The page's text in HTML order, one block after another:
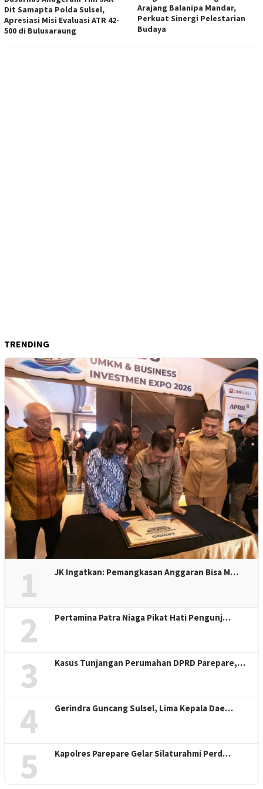
Dit Samapta Polda Sulsel,
Apresiasi Misi Evaluasi ATR 42-
500 di Bulusaraung
Arajang Balanipa Mandar,
Perkuat Sinergi Pelestarian
Budaya
TRENDING
1 JK Ingatkan: Pemangkasan Anggaran Bisa M…
2 Pertamina Patra Niaga Pikat Hati Pengunj…
3 Kasus Tunjangan Perumahan DPRD Parepare,…
4 Gerindra Guncang Sulsel, Lima Kepala Dae…
5 Kapolres Parepare Gelar Silaturahmi Perd…